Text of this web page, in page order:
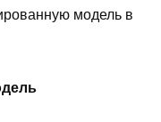
модель в